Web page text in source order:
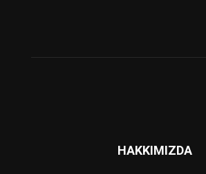
HAKKIMIZDA